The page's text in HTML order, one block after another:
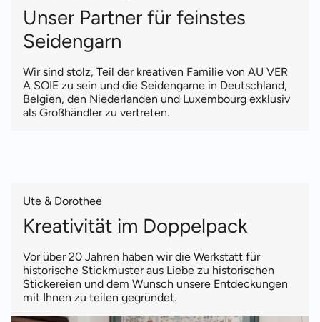
Unser Partner für feinstes
Seidengarn
Wir sind stolz, Teil der kreativen Familie von AU VER
A SOIE zu sein und die Seidengarne in Deutschland,
Belgien, den Niederlanden und Luxembourg exklusiv
als Großhändler zu vertreten.
Ute & Dorothee
Kreativität im Doppelpack
Vor über 20 Jahren haben wir die Werkstatt für
historische Stickmuster aus Liebe zu historischen
Stickereien und dem Wunsch unsere Entdeckungen
mit Ihnen zu teilen gegründet.